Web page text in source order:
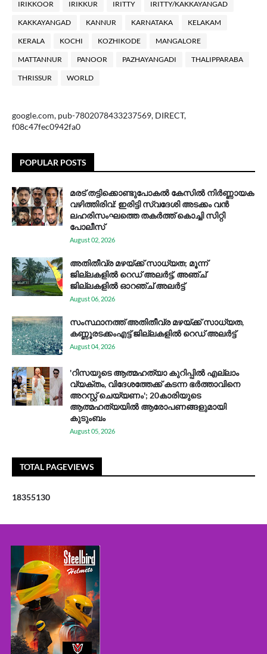
IRIKKOOR IRIKKUR IRITTY IRITTY/KAKKAYANGAD
KAKKAYANGAD KANNUR KARNATAKA KELAKAM
KERALA KOCHI KOZHIKODE MANGALORE
MATTANNUR PANOOR PAZHAYANGADI THALIPPARABA
THRISSUR WORLD
google.com, pub-7802078433237569, DIRECT,
f08c47fec0942fa0
POPULAR POSTS
മരട് തട്ടിക്കൊണ്ടുപോകൽ കേസിൽ നിർണ്ണായക
വഴിത്തിരിവ്: ഇരിട്ടി സ്വദേശി അടക്കം വൻ
ലഹരിസംഘത്തെ തകർത്ത് കൊച്ചി സിറ്റി
പോലീസ്
August 02, 2026
അതിതീവ്ര മഴയ്ക്ക് സാധ്യത; മൂന്ന്
ജില്ലകളിൽ റെഡ് അലർട്ട്, അഞ്ച്
ജില്ലകളിൽ ഓറഞ്ച് അലർട്ട്
August 06, 2026
സം​സ്ഥാ​ന​ത്ത് അ​തി​തീ​വ്ര മ​ഴ​യ്ക്ക് സാ​ധ്യ​ത,
കണ്ണൂരടക്കംഎ​ട്ട് ജി​ല്ല​ക​ളി​ൽ റെ​ഡ് അ​ലർ​ട്ട്
August 04, 2026
'റിസയുടെ ആത്മഹത്യാ കുറിപ്പിൽ എല്ലാം
വ്യക്തം, വിദേശത്തേക്ക് കടന്ന ഭർത്താവിനെ
അറസ്റ്റ് ചെയ്യണം'; 20കാരിയുടെ
ആത്മഹത്യയിൽ ആരോപണങ്ങളുമായി
കുടുംബം
August 05, 2026
TOTAL PAGEVIEWS
18355130